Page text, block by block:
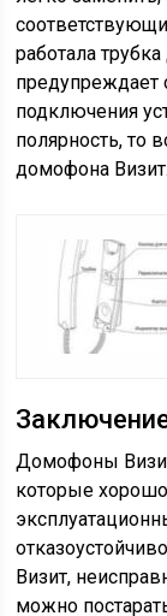
работала
предупреждает
подключения
полярность, то
домофона Визит.
Домофоны
которые
Визит,
можно